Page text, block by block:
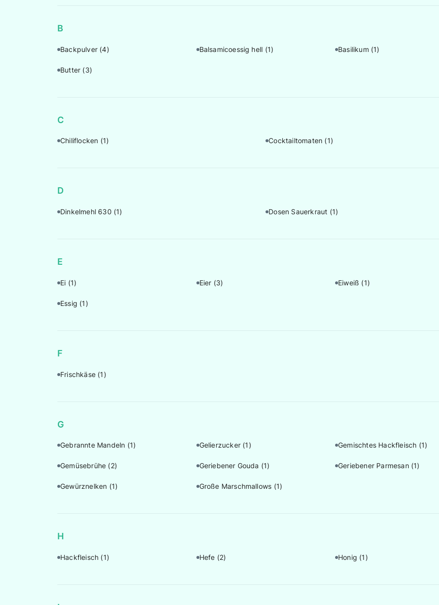
B
Backpulver (4) Balsamicoessig hell (1) Basilikum (1)
Butter (3)
C
Chiliflocken (1) Cocktailtomaten (1)
D
Dinkelmehl 630 (1) Dosen Sauerkraut (1)
E
Ei (1) Eier (3) Eiweiß (1)
Essig (1)
F
Frischkäse (1)
G
Gebrannte Mandeln (1) Gelierzucker (1) Gemischtes Hackfleisch (1)
Gemüsebrühe (2) Geriebener Gouda (1) Geriebener Parmesan (1)
Gewürznelken (1) Große Marschmallows (1)
H
Hackfleisch (1) Hefe (2) Honig (1)